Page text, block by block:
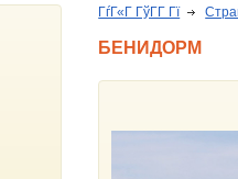
ГѓГ«Г ГўГ­Г Гї
БЕНИДОРМ